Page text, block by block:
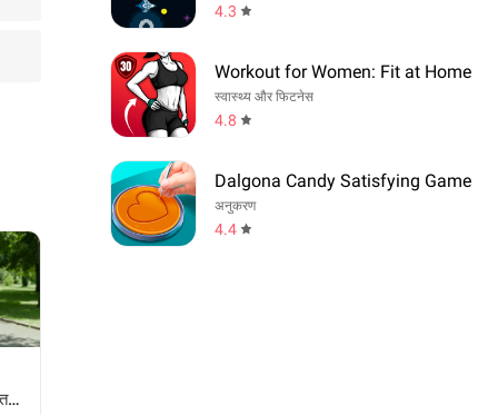
4.3
Workout for Women: Fit at Home
स्वास्थ्य और फिटनेस
4.8
Dalgona Candy Satisfying Game
अनुकरण
4.4